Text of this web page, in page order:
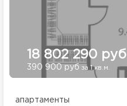
18 802 290 руб
390 900 руб за 1 кв.м.
апартаменты